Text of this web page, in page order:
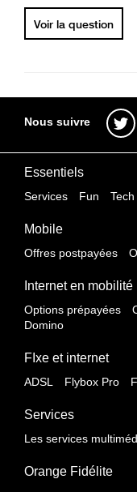
Voir la question
Nous suivre
Essentiels
Services Fun Tech
Mobile
Offres postpayées
Internet en mobilité
Options prépayées
Domino
FIxe et internet
ADSL Flybox Pro
Services
Les services
Orange Fidélite